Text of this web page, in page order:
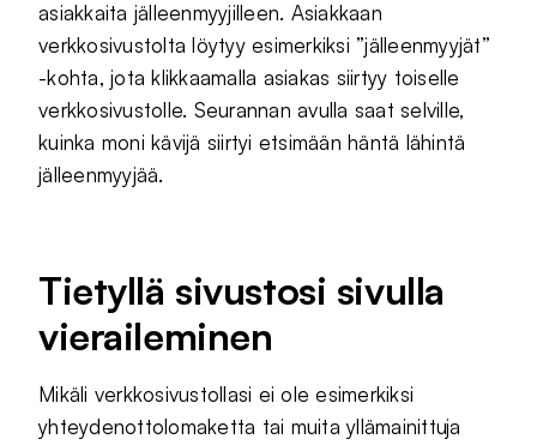
asiakkaita jälleenmyyjilleen. Asiakkaan
verkkosivustolta löytyy esimerkiksi ”jälleenmyyjät”
-kohta, jota klikkaamalla asiakas siirtyy toiselle
verkkosivustolle. Seurannan avulla saat selville,
kuinka moni kävijä siirtyi etsimään häntä lähintä
jälleenmyyjää.
Tietyllä sivustosi sivulla
vieraileminen
Mikäli verkkosivustollasi ei ole esimerkiksi
yhteydenottolomaketta tai muita yllämainittuja